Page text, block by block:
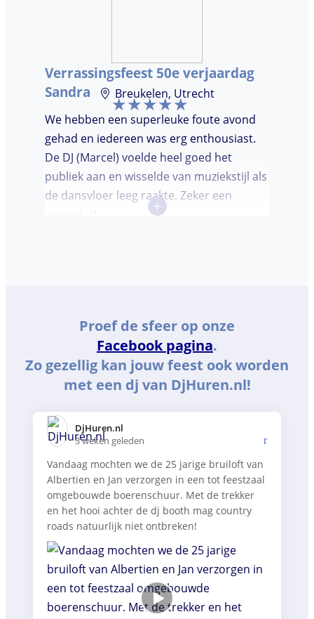
Verrassingsfeest 50e verjaardag
Sandra
Breukelen, Utrecht
We hebben een superleuke foute avond
gehad en iedereen was erg enthousiast.
De DJ (Marcel) voelde heel goed het
publiek aan en wisselde van muziekstijl als
de dansvloer leeg raakte. Zeker een
+
Proef de sfeer op onze
Facebook pagina.
Zo gezellig kan jouw feest ook worden
met een dj van DjHuren.nl!
DjHuren.nl️
3 weken geleden
Vandaag mochten we de 25 jarige bruiloft van
Albertien en Jan verzorgen in een tot feestzaal
omgebouwde boerenschuur. Met de trekker
en het hooi achter de dj booth mag country
roads natuurlijk niet ontbreken!